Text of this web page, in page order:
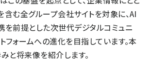
含む全グループ会社サイトを対象に、AI
を前提とした次世代デジタルコミュニ
フォームへの進化を目指しています。本
と将来像を紹介します。